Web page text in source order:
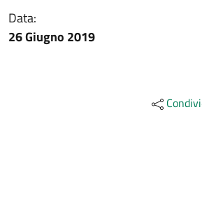
Data:
26 Giugno 2019